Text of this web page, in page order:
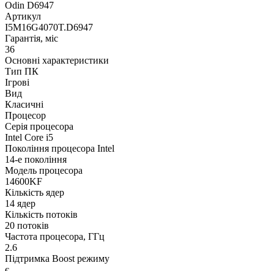
Odin D6947
Артикул
I5M16G4070T.D6947
Гарантія, міс
36
Основні характеристики
Тип ПК
Ігрові
Вид
Класичні
Процесор
Серія процесора
Intel Core i5
Покоління процесора Intel
14-е покоління
Модель процесора
14600KF
Кількість ядер
14 ядер
Кількість потоків
20 потоків
Частота процесора, ГГц
2.6
Підтримка Boost режиму